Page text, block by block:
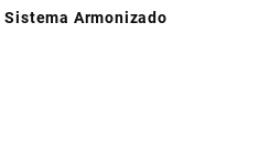
Armonizado